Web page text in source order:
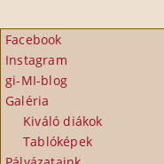
Facebook
Instagram
gi-MI-blog
Galéria
Kiváló diákok
Tablóképek